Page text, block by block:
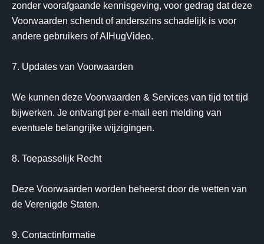
zonder voorafgaande kennisgeving, voor gedrag dat deze
Voorwaarden schendt of anderszins schadelijk is voor
andere gebruikers of AIHugVideo.
7. Updates van Voorwaarden
We kunnen deze Voorwaarden & Services van tijd tot tijd
bijwerken. Je ontvangt per e-mail een melding van
eventuele belangrijke wijzigingen.
8. Toepasselijk Recht
Deze Voorwaarden worden beheerst door de wetten van
de Verenigde Staten.
9. Contactinformatie